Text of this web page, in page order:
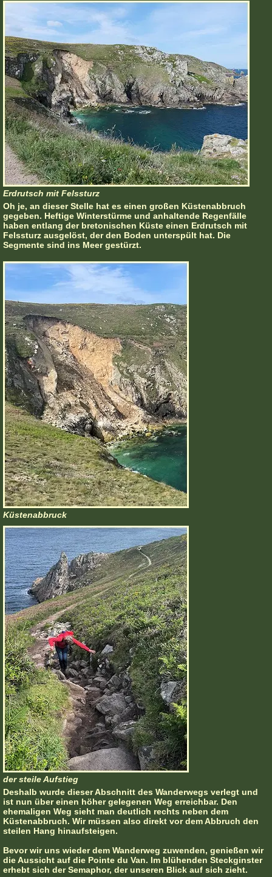
Erdrutsch mit Felssturz
Oh je, an dieser Stelle hat es einen großen Küstenabbruch
gegeben. Heftige Winterstürme und anhaltende Regenfälle
haben entlang der bretonischen Küste einen Erdrutsch mit
Felssturz ausgelöst, der den Boden unterspült hat. Die
Segmente sind ins Meer gestürzt.
Küstenabbruck
der steile Aufstieg
Deshalb wurde dieser Abschnitt des Wanderwegs verlegt und
ist nun über einen höher gelegenen Weg erreichbar. Den
ehemaligen Weg sieht man deutlich rechts neben dem
Küstenabbruch. Wir müssen also direkt vor dem Abbruch den
steilen Hang hinaufsteigen.
Bevor wir uns wieder dem Wanderweg zuwenden, genießen wir
die Aussicht auf die Pointe du Van. Im blühenden Steckginster
erhebt sich der Semaphor, der unseren Blick auf sich zieht.